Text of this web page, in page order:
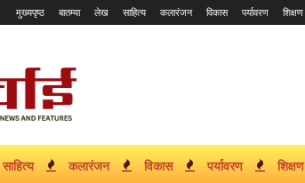
मुख्यपृष्ठ बातम्या लेख साहित्य कलारंजन विकास पर्यावरण शिक्षण
साहित्य कलारंजन विकास पर्यावरण शिक्षण